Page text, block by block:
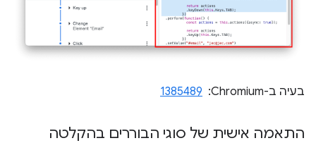
בעיה ב-Chromium: ‏ 1385489
התאמה אישית של סוגי הבוררים בהקלטה